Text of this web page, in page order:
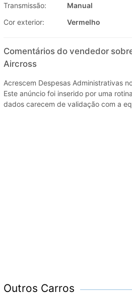
Transmissão:
Manual
Cor exterior:
Vermelho
Comentários do vendedor
Aircross
Acrescem Despesas Administrativas
Este anúncio foi inserido por uma
dados carecem de validação com a
Outros Carros